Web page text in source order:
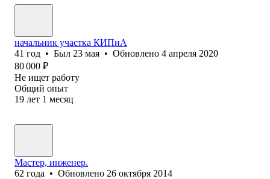
начальник участка КИПиА
41 год • Был 23 мая • Обновлено 4 апреля 2020
80 000 ₽
Не ищет работу
Общий опыт
19 лет 1 месяц
Мастер, инженер.
62 года • Обновлено 26 октября 2014